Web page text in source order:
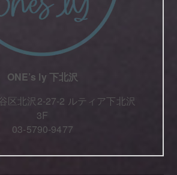
ONE’s ly 下北沢
区北沢2-27-2 ルティア下北沢
3F
03-5790-9477